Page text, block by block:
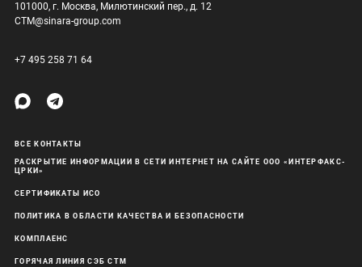
101000, г. Москва, Милютинский пер., д. 12
CTM@sinara-group.com
+7 495 258 71 64
ВСЕ КОНТАКТЫ
РАСКРЫТИЕ ИНФОРМАЦИИ В СЕТИ ИНТЕРНЕТ НА САЙТЕ ООО «ИНТЕРФАКС-
ЦРКИ»
СЕРТИФИКАТЫ ИСО
ПОЛИТИКА В ОБЛАСТИ КАЧЕСТВА И БЕЗОПАСНОСТИ
КОМПЛАЕНС
ГОРЯЧАЯ ЛИНИЯ СЭБ СТМ